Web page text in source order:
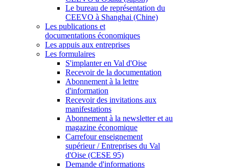
Le bureau de représentation du
CEEVO à Shanghai (Chine)
Les publications et
documentations économiques
Les appuis aux entreprises
Les formulaires
S'implanter en Val d'Oise
Recevoir de la documentation
Abonnement à la lettre
d'information
Recevoir des invitations aux
manifestations
Abonnement à la newsletter et au
magazine économique
Carrefour enseignement
supérieur / Entreprises du Val
d'Oise (CESE 95)
Demande d'informations